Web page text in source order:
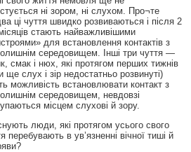
ні зором, ні слухом. Про¬те
ці чуття швидко розвиваються і після 2
стають найважливішими
для встановлення контактів з
середовищем. Інші три чуття —
смак і нюх, які протягом перших тижнів
ще слух і зір недостатньо розвинуті)
можливість встановлювати контакт з
середовищем, невдовзі
місцем слухові й зору.
люди, які протягом усього свого
перебувають в ув’язненні вічної тиші й